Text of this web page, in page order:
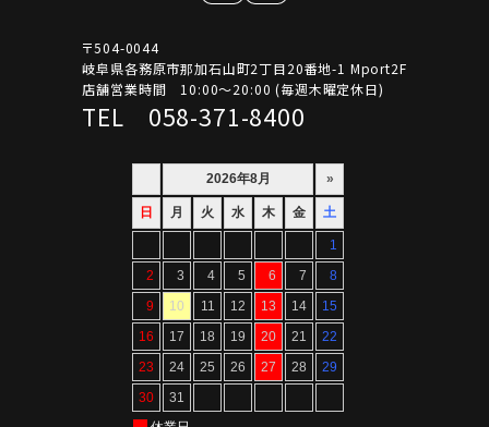
〒504-0044
岐阜県各務原市那加石山町2丁目20番地-1 Mport2F
店舗営業時間 10:00～20:00 (毎週木曜定休日)
TEL 058-371-8400